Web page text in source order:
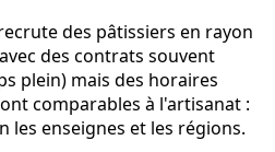
des pâtissiers en rayon
des contrats souvent
plein) mais des horaires
comparables à l'artisanat :
les enseignes et les régions.